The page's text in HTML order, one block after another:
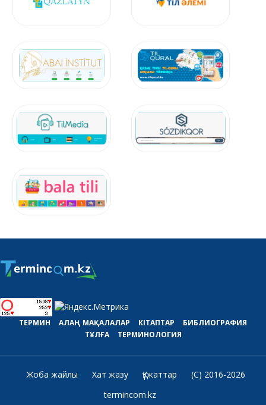
ТЕРМИН АЛАҢ МАҚАЛАЛАР КІТАПТАР
БИБЛИОГРАФИЯ
ТҰЛҒА
ТЕРМИНОЛОГИЯ
Жоба жайлы Хат жазу Құжаттар
(C) 2016-2026
termincom.kz